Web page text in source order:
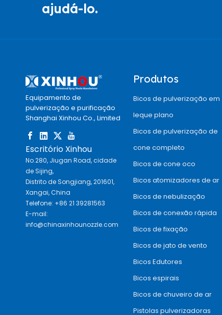
ajudá-lo.
Equipamento de
pulverização e purificação
Shanghai Xinhou Co., Limited
Escritório Xinhou
No.280, Jiugan Road, cidade
de Sijing,
Distrito de Songjiang, 201601,
Xangai, China
Telefone: +86 21 39281563
E-mail:
info@chinaxinhounozzle.com
Produtos
Bicos de pulverização em
leque plano
Bicos de pulverização de
cone completo
Bicos de cone oco
Bicos atomizadores de ar
Bicos de nebulização
Bicos de conexão rápida
Bicos de fixação
Bicos de jato de vento
Bicos Edutores
Bicos espirais
Bicos de chuveiro de ar
Pistolas pulverizadoras